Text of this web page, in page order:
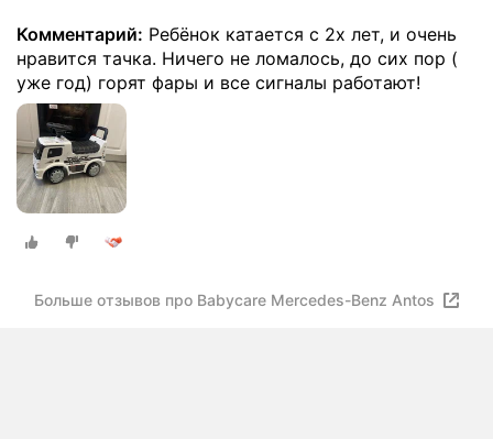
Комментарий: Ребёнок катается с 2х лет, и очень
нравится тачка. Ничего не ломалось, до сих пор (
уже год) горят фары и все сигналы работают!
Больше отзывов про Babycare Mercedes-Benz Antos